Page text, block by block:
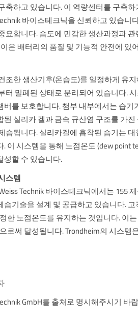
축하고 있습니다. 이 역량센터를 구축
바이스테크닉을 신뢰하고 있습니
요합니다. 습도에 민감한 생산과정과
온 배터리의 품질 및 기능적 안전에 있
조한 생산기후(온습도)를 일정하게 유
터 밀폐된 상태로 분리되어 있습니다.
버를 보호합니다. 챔부 내부에서는 습
실리카 겔과 금속 규산염 구조를 가
습됩니다. 실리카겔에 흡착된 습기는
. 이 시스템을 통해 노점온도 (dew
성할 수 있습니다.
스템
Technik 바이스테크닉에서는 155
습기술을 설계 및 공급하고 있습니다.
한 노점온도를 유지하는 것입니다. 이
로써 달성됩니다. Trondheim의 시스템
GmbH를 출처로 명시해주시기 바